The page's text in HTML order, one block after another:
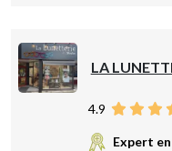
LA
4.9
Expert